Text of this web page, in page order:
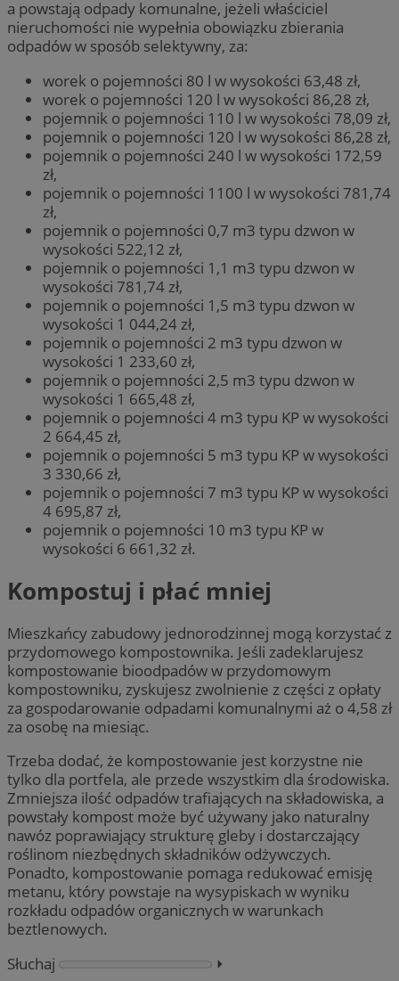
a powstają odpady komunalne, jeżeli właściciel
nieruchomości nie wypełnia obowiązku zbierania
odpadów w sposób selektywny, za:
worek o pojemności 80 l w wysokości 63,48 zł,
worek o pojemności 120 l w wysokości 86,28 zł,
pojemnik o pojemności 110 l w wysokości 78,09 zł,
pojemnik o pojemności 120 l w wysokości 86,28 zł,
pojemnik o pojemności 240 l w wysokości 172,59
zł,
pojemnik o pojemności 1100 l w wysokości 781,74
zł,
pojemnik o pojemności 0,7 m3 typu dzwon w
wysokości 522,12 zł,
pojemnik o pojemności 1,1 m3 typu dzwon w
wysokości 781,74 zł,
pojemnik o pojemności 1,5 m3 typu dzwon w
wysokości 1 044,24 zł,
pojemnik o pojemności 2 m3 typu dzwon w
wysokości 1 233,60 zł,
pojemnik o pojemności 2,5 m3 typu dzwon w
wysokości 1 665,48 zł,
pojemnik o pojemności 4 m3 typu KP w wysokości
2 664,45 zł,
pojemnik o pojemności 5 m3 typu KP w wysokości
3 330,66 zł,
pojemnik o pojemności 7 m3 typu KP w wysokości
4 695,87 zł,
pojemnik o pojemności 10 m3 typu KP w
wysokości 6 661,32 zł.
Kompostuj i płać mniej
Mieszkańcy zabudowy jednorodzinnej mogą korzystać z
przydomowego kompostownika. Jeśli zadeklarujesz
kompostowanie bioodpadów w przydomowym
kompostowniku, zyskujesz zwolnienie z części z opłaty
za gospodarowanie odpadami komunalnymi aż o 4,58 zł
za osobę na miesiąc.
Trzeba dodać, że kompostowanie jest korzystne nie
tylko dla portfela, ale przede wszystkim dla środowiska.
Zmniejsza ilość odpadów trafiających na składowiska, a
powstały kompost może być używany jako naturalny
nawóz poprawiający strukturę gleby i dostarczający
roślinom niezbędnych składników odżywczych.
Ponadto, kompostowanie pomaga redukować emisję
metanu, który powstaje na wysypiskach w wyniku
rozkładu odpadów organicznych w warunkach
beztlenowych.
Słuchaj
⏵︎